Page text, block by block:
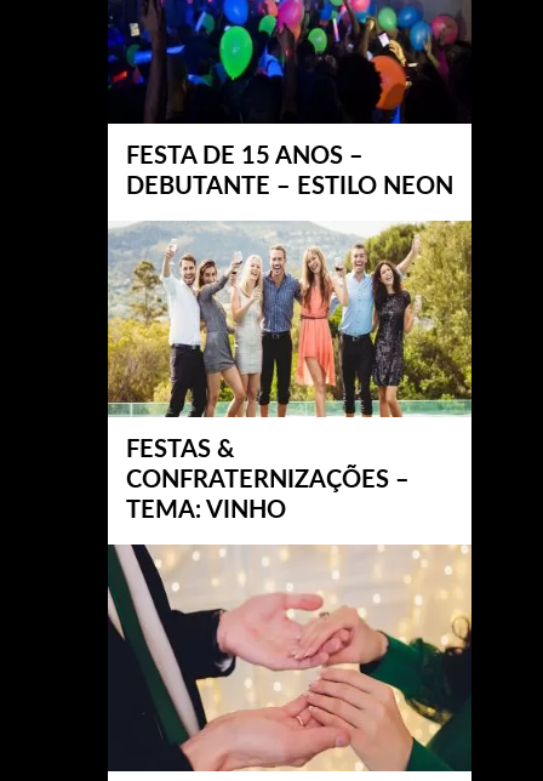
FESTA DE 15 ANOS –
DEBUTANTE – ESTILO NEON
FESTAS &
CONFRATERNIZAÇÕES –
TEMA: VINHO